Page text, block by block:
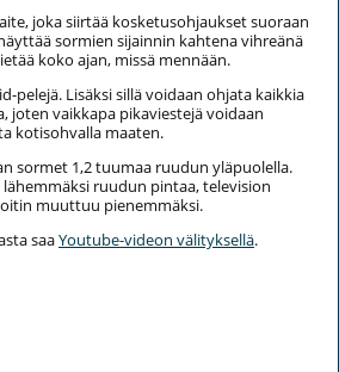
joka siirtää kosketusohjaukset suoraan
sormien sijainnin kahtena vihreänä
koko ajan, missä mennään.
pelejä. Lisäksi sillä voidaan ohjata kaikkia
joten vaikkapa pikaviestejä voidaan
kotisohvalla maaten.
sormet 1,2 tuumaa ruudun yläpuolella.
lähemmäksi ruudun pintaa, television
muuttuu pienemmäksi.
saaYoutube-videon välityksellä.